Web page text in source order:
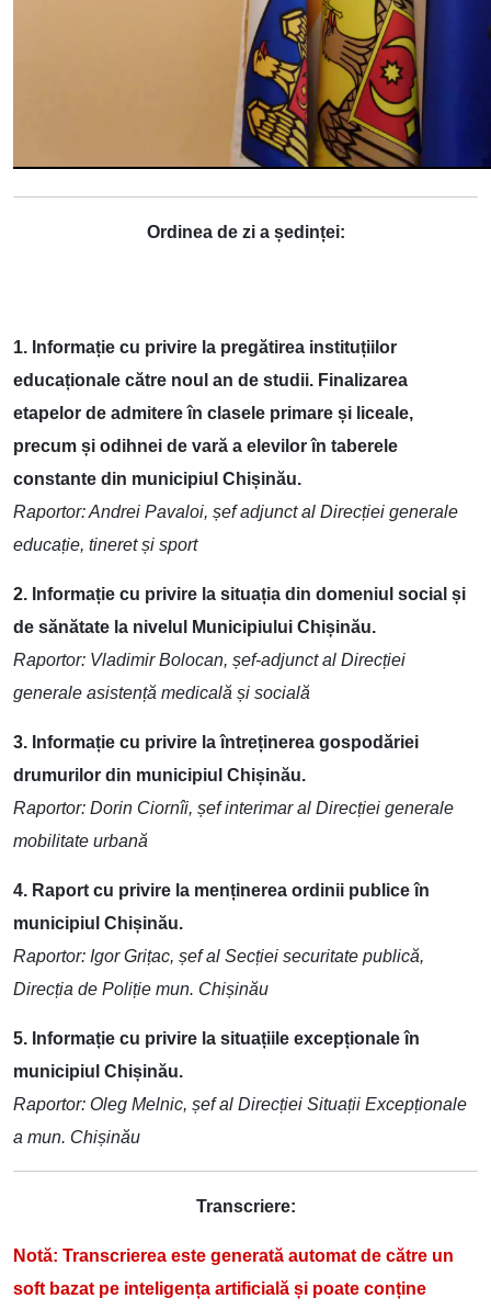
Ordinea de zi a ședinței:
1. Informație cu privire la pregătirea instituțiilor
educaționale către noul an de studii. Finalizarea
etapelor de admitere în clasele primare și liceale,
precum și odihnei de vară a elevilor în taberele
constante din municipiul Chișinău.
Raportor: Andrei Pavaloi, șef adjunct al Direcției generale
educație, tineret și sport
2. Informație cu privire la situația din domeniul social și
de sănătate la nivelul Municipiului Chișinău.
Raportor: Vladimir Bolocan, șef-adjunct al Direcției
generale asistență medicală și socială
3. Informație cu privire la întreținerea gospodăriei
drumurilor din municipiul Chișinău.
Raportor: Dorin Ciornîi, șef interimar al Direcției generale
mobilitate urbană
4. Raport cu privire la menținerea ordinii publice în
municipiul Chișinău.
Raportor: Igor Grițac, șef al Secției securitate publică,
Direcția de Poliție mun. Chișinău
5. Informație cu privire la situațiile excepționale în
municipiul Chișinău.
Raportor: Oleg Melnic, șef al Direcției Situații Excepționale
a mun. Chișinău
Transcriere:
Notă: Transcrierea este generată automat de către un
soft bazat pe inteligența artificială și poate conține